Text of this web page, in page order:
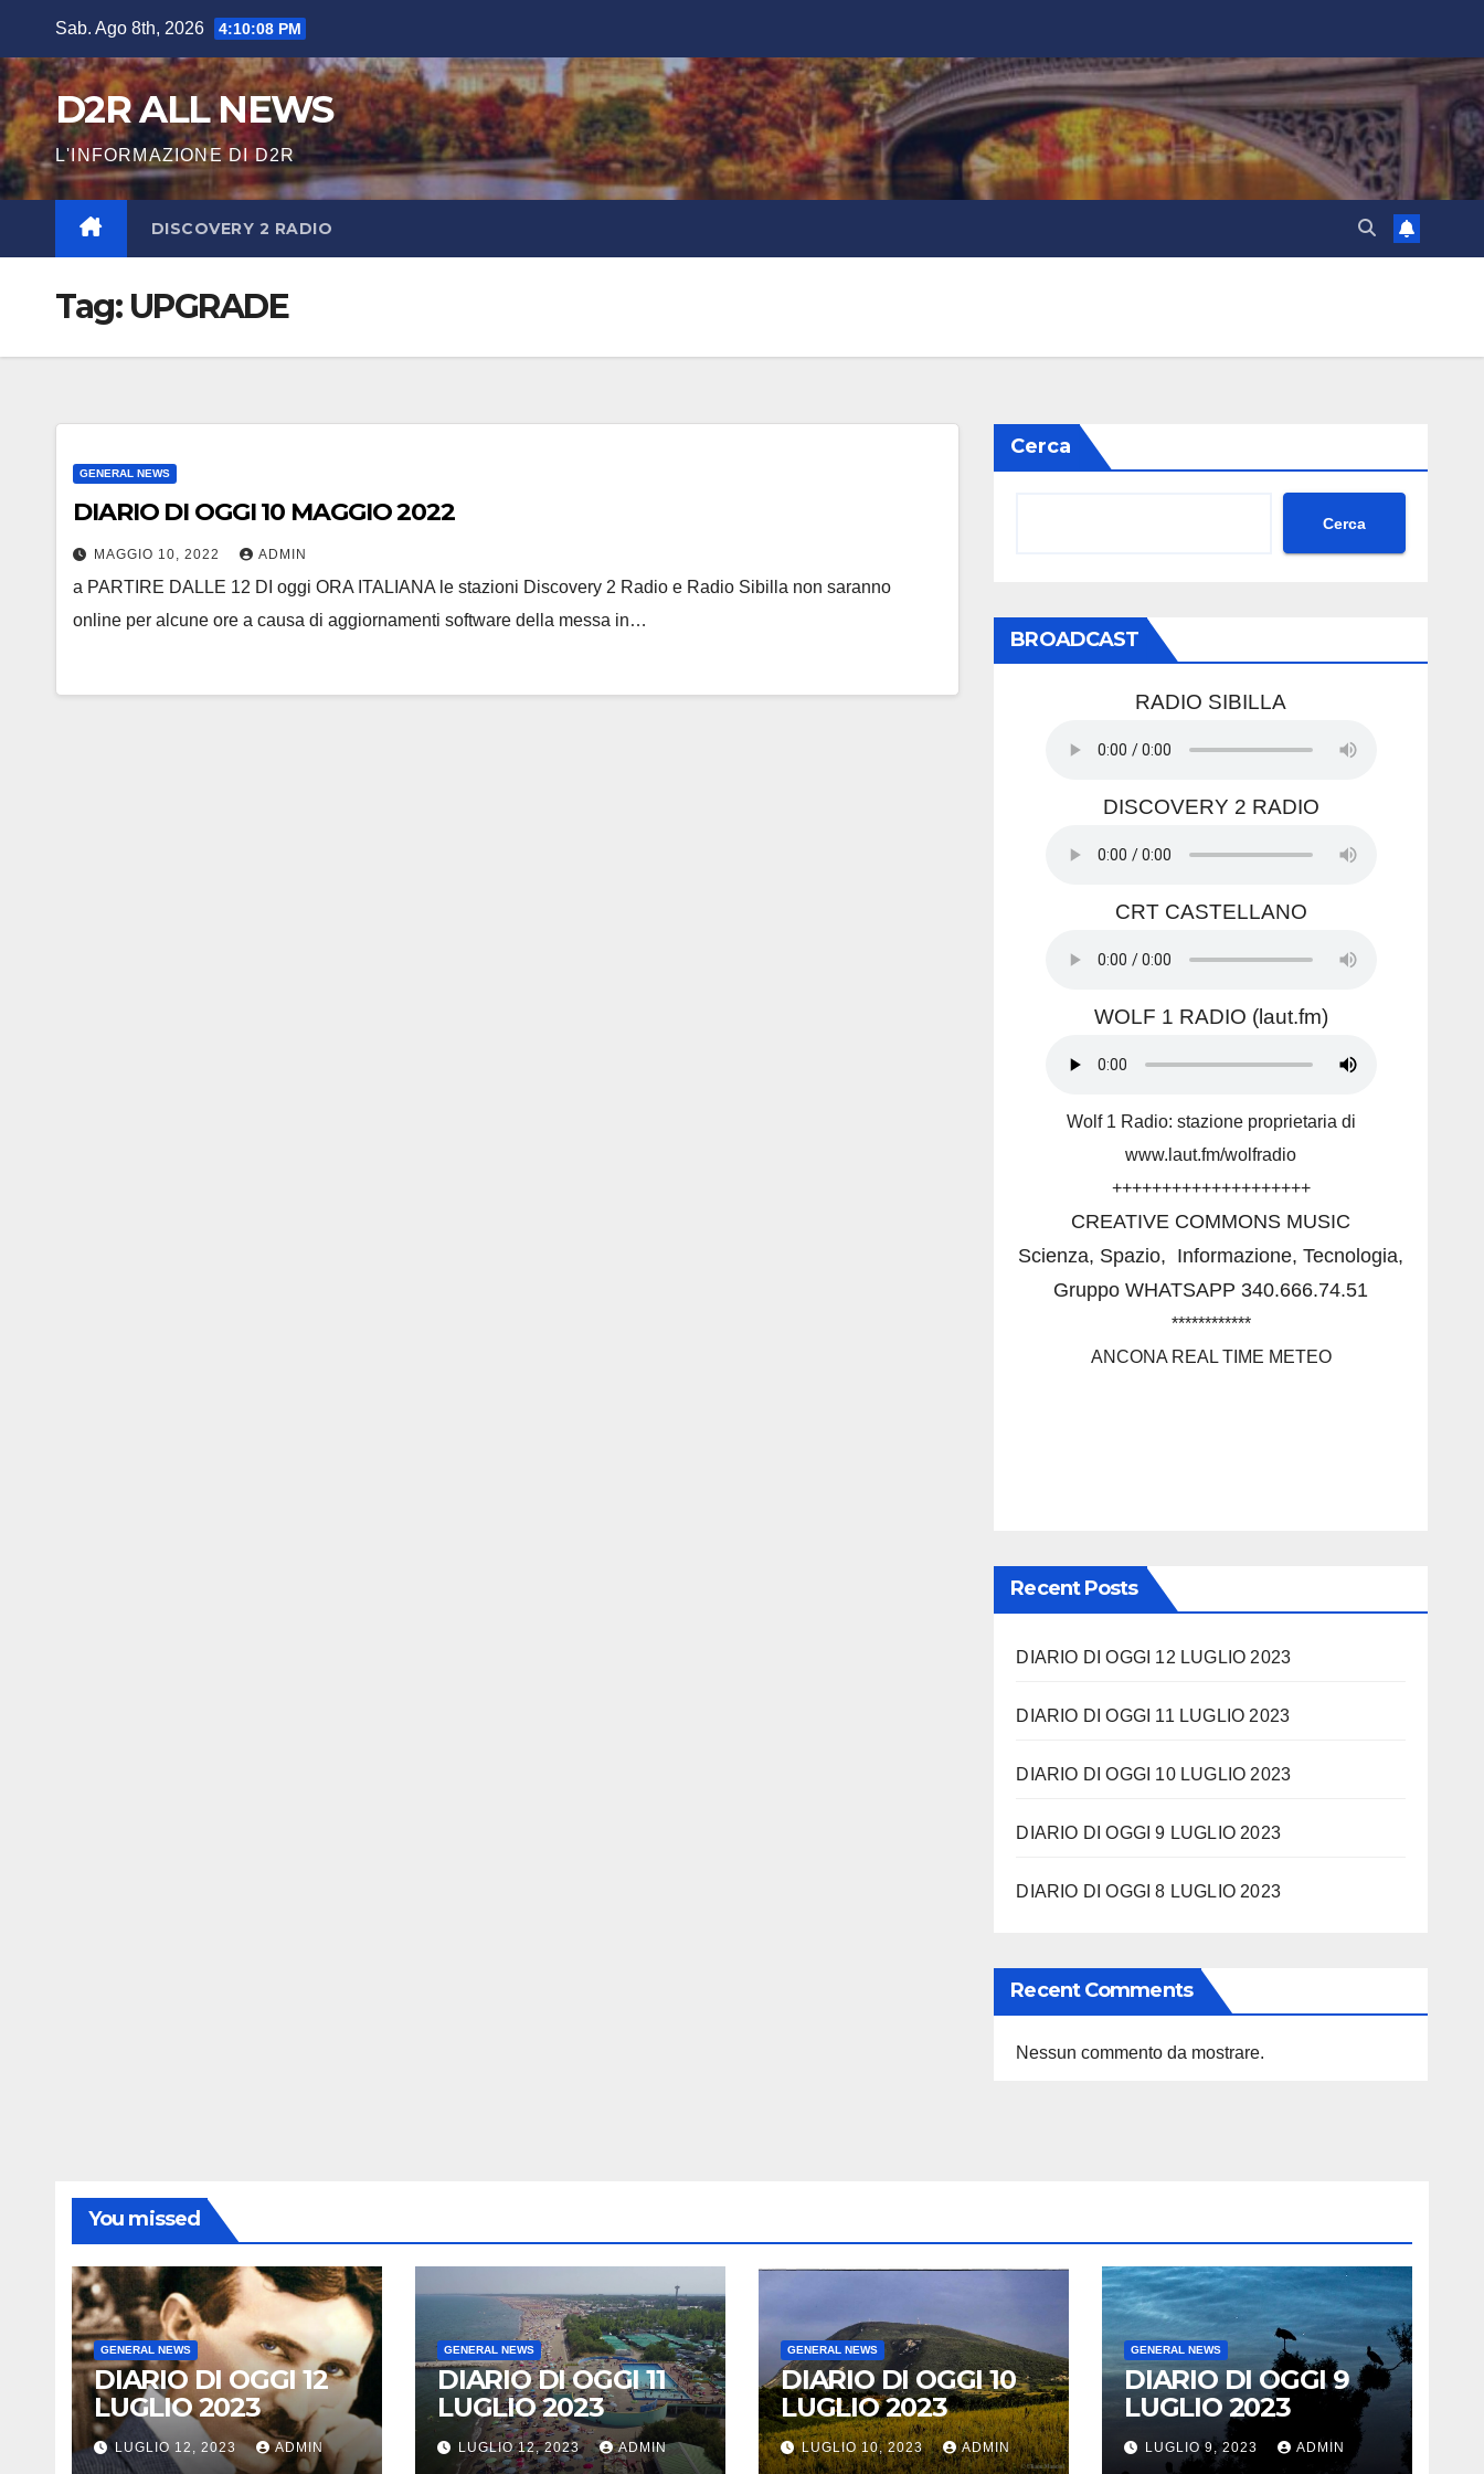
contenuto
Sab. Ago 8th, 2026 4:10:08 PM
D2R ALL NEWS
L'INFORMAZIONE DI D2R
DISCOVERY 2 RADIO
Tag: UPGRADE
GENERAL NEWS
DIARIO DI OGGI 10 MAGGIO 2022
MAGGIO 10, 2022 ADMIN
a PARTIRE DALLE 12 DI oggi ORA ITALIANA le stazioni Discovery 2 Radio e Radio Sibilla non saranno
online per alcune ore a causa di aggiornamenti software della messa in…
Cerca
Cerca
BROADCAST
RADIO SIBILLA
DISCOVERY 2 RADIO
CRT CASTELLANO
WOLF 1 RADIO (laut.fm)
Wolf 1 Radio: stazione proprietaria di
www.laut.fm/wolfradio
++++++++++++++++++++
CREATIVE COMMONS MUSIC
Scienza, Spazio, Informazione, Tecnologia,
Gruppo WHATSAPP 340.666.74.51
************
ANCONA REAL TIME METEO
Recent Posts
DIARIO DI OGGI 12 LUGLIO 2023
DIARIO DI OGGI 11 LUGLIO 2023
DIARIO DI OGGI 10 LUGLIO 2023
DIARIO DI OGGI 9 LUGLIO 2023
DIARIO DI OGGI 8 LUGLIO 2023
Recent Comments
Nessun commento da mostrare.
You missed
GENERAL NEWS
DIARIO DI OGGI 12
LUGLIO 2023
LUGLIO 12, 2023 ADMIN
GENERAL NEWS
DIARIO DI OGGI 11
LUGLIO 2023
LUGLIO 12, 2023 ADMIN
GENERAL NEWS
DIARIO DI OGGI 10
LUGLIO 2023
LUGLIO 10, 2023 ADMIN
GENERAL NEWS
DIARIO DI OGGI 9
LUGLIO 2023
LUGLIO 9, 2023 ADMIN